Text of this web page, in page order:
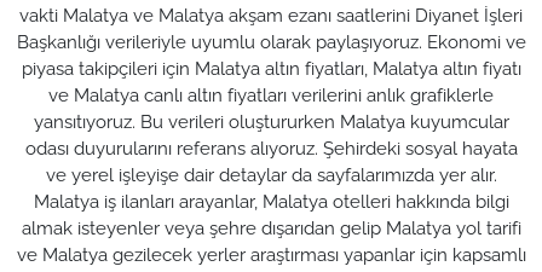
vakti Malatya ve Malatya akşam ezanı saatlerini Diyanet İşleri
Başkanlığı verileriyle uyumlu olarak paylaşıyoruz. Ekonomi ve
piyasa takipçileri için Malatya altın fiyatları, Malatya altın fiyatı
ve Malatya canlı altın fiyatları verilerini anlık grafiklerle
yansıtıyoruz. Bu verileri oluştururken Malatya kuyumcular
odası duyurularını referans alıyoruz. Şehirdeki sosyal hayata
ve yerel işleyişe dair detaylar da sayfalarımızda yer alır.
Malatya iş ilanları arayanlar, Malatya otelleri hakkında bilgi
almak isteyenler veya şehre dışarıdan gelip Malatya yol tarifi
ve Malatya gezilecek yerler araştırması yapanlar için kapsamlı